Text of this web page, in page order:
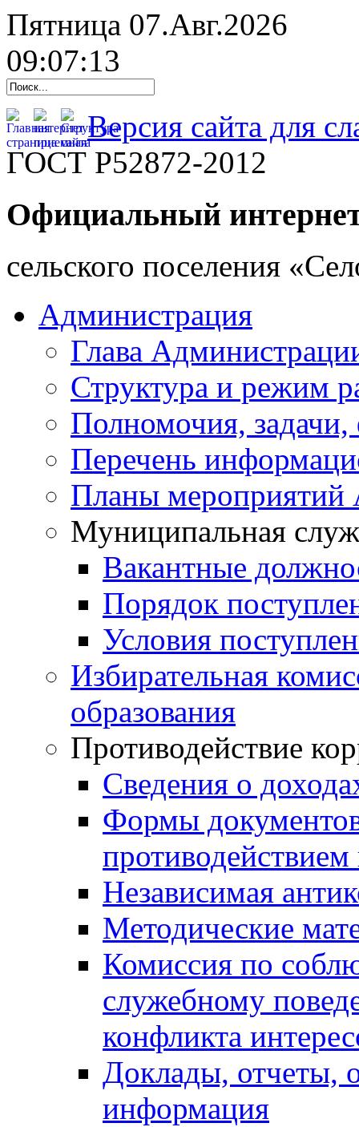
Пятница 07.Авг.2026
09:07:13
Версия сайта для
ГОСТ Р52872-2012
Официальный
cельского поселения
Администрация
Глава
Структура и режим
Полномочия,
Перечень
Планы мероприятий
Муниципальная
Вакантные
Порядок
Условия
Избирательная
образования
Противодействие
Сведения о
Формы
Независимая
Методические
Комиссия по
служебному
конфликта
Доклады, отчеты,
информация